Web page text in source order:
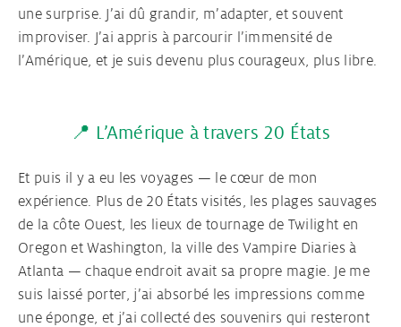
une surprise. J’ai dû grandir, m’adapter, et souvent
improviser. J’ai appris à parcourir l’immensité de
l’Amérique, et je suis devenu plus courageux, plus libre.
📍 L’Amérique à travers 20 États
Et puis il y a eu les voyages — le cœur de mon
expérience. Plus de 20 États visités, les plages sauvages
de la côte Ouest, les lieux de tournage de Twilight en
Oregon et Washington, la ville des Vampire Diaries à
Atlanta — chaque endroit avait sa propre magie. Je me
suis laissé porter, j’ai absorbé les impressions comme
une éponge, et j’ai collecté des souvenirs qui resteront